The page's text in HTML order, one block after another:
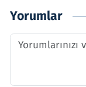
Yorumlar